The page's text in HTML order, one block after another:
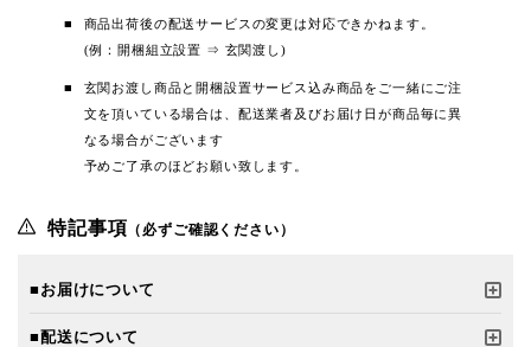
商品出荷後の配送サービスの変更は対応できかねます。
(例：開梱組立設置 ⇒ 玄関渡し)
玄関お渡し商品と開梱設置サービス込み商品をご一緒にご注
文を頂いている場合は、配送業者及びお届け日が商品毎に異
なる場合がございます
予めご了承のほどお願い致します。
特記事項 （必ずご確認ください）
■お届けについて
■配送について